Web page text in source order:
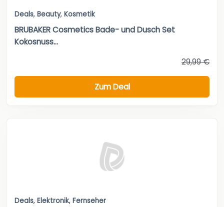
Deals, Beauty, Kosmetik
BRUBAKER Cosmetics Bade- und Dusch Set
Kokosnuss...
29,99 €
Zum Deal
Deals, Elektronik, Fernseher